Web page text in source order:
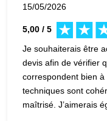
15/05/2026
5,00 / 5
Je souhaiterais être
devis afin de vérifier
correspondent bien
techniques sont
maîtrisé. J’aimerais